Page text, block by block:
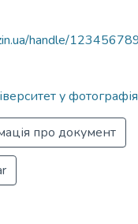
handle/
у
про документ